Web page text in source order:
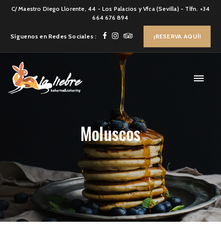
C/ Maestro Diego Llorente, 44 - Los Palacios y Vfca (Sevilla) - Tlfn. +34
664 676 894
Síguenos en Redes Sociales : ¡RESERVA AQUÍ!
Moluscos